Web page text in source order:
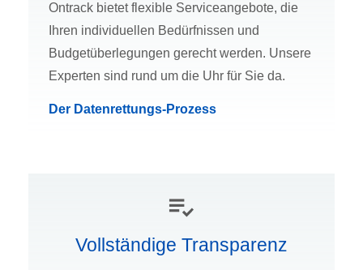
Ontrack bietet flexible Serviceangebote, die
Ihren individuellen Bedürfnissen und
Budgetüberlegungen gerecht werden. Unsere
Experten sind rund um die Uhr für Sie da.
Der Datenrettungs-Prozess
Vollständige Transparenz